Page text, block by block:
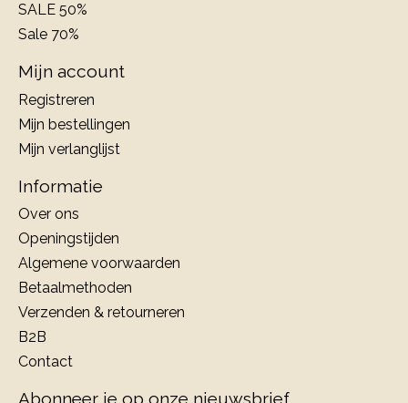
SALE 50%
Sale 70%
Mijn account
Registreren
Mijn bestellingen
Mijn verlanglijst
Informatie
Over ons
Openingstijden
Algemene voorwaarden
Betaalmethoden
Verzenden & retourneren
B2B
Contact
Abonneer je op onze nieuwsbrief